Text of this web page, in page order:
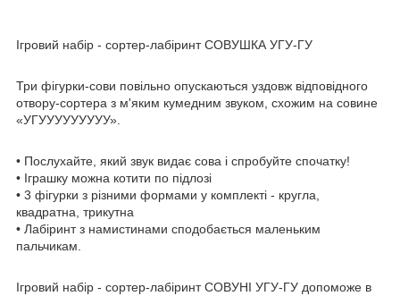
Ігровий набір - сортер-лабіринт СОВУШКА УГУ-ГУ
Три фігурки-сови повільно опускаються уздовж відповідного
отвору-сортера з м'яким кумедним звуком, схожим на совине
«УГУУУУУУУУУ».
• Послухайте, який звук видає сова і спробуйте спочатку!
• Іграшку можна котити по підлозі
• 3 фігурки з різними формами у комплекті - кругла,
квадратна, трикутна
• Лабіринт з намистинами сподобається маленьким
пальчикам.
Ігровий набір - сортер-лабіринт СОВУНІ УГУ-ГУ допоможе в